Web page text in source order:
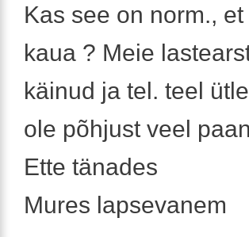
Kas see on norm.,
kaua ? Meie
käinud ja tel. teel
ole põhjust veel
Ette tänades
Mures lapsevanem